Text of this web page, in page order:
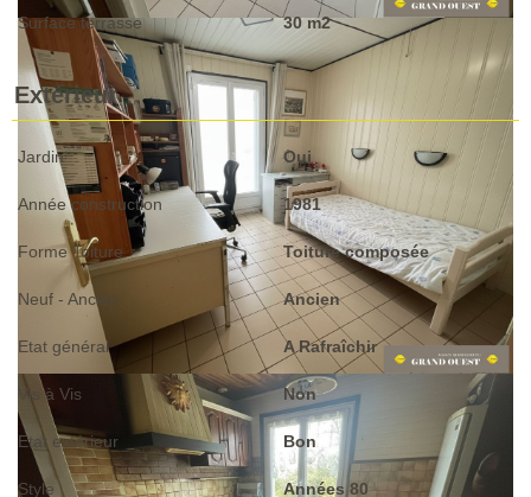
Surface terrasse 30 m2
Extérieur
Jardin Oui
Année construction 1981
Forme Toiture Toiture composée
Neuf - Ancien Ancien
Etat général A Rafraîchir
Vis à Vis Non
Etat extérieur Bon
Style Années 80